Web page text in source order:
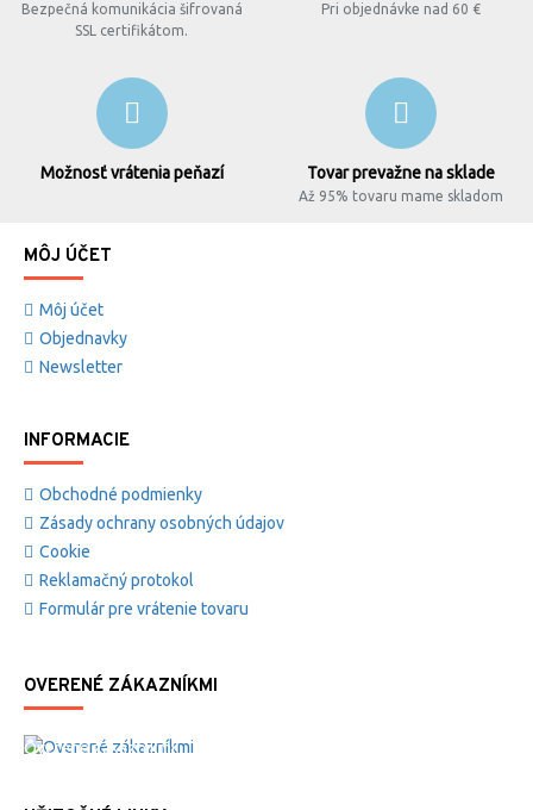
Bezpečná komunikácia šifrovaná
SSL certifikátom.
Pri objednávke nad 60 €
Možnosť vrátenia peňazí Tovar prevažne na sklade
Až 95% tovaru mame skladom
MÔJ ÚČET
Môj účet
Objednavky
Newsletter
INFORMACIE
Obchodné podmienky
Zásady ochrany osobných údajov
Cookie
Reklamačný protokol
Formulár pre vrátenie tovaru
OVERENÉ ZÁKAZNÍKMI
Overené zákazníkmi